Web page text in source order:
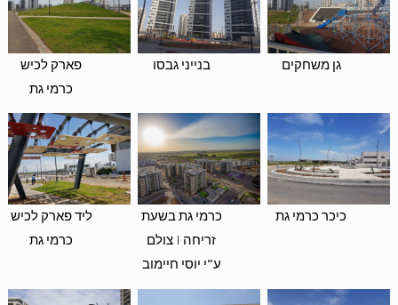
פארק לכיש
כרמי גת
בנייני גבסו גן משחקים
ליד פארק לכיש
כרמי גת
כרמי גת בשעת
זריחה | צולם
ע"י יוסי חיימוב
כיכר כרמי גת